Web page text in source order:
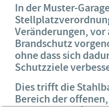
In der Muster-
Veränderungen,
Brandschutz
ohne dass sich
Schutzziele
Dies trifft die
Bereich der